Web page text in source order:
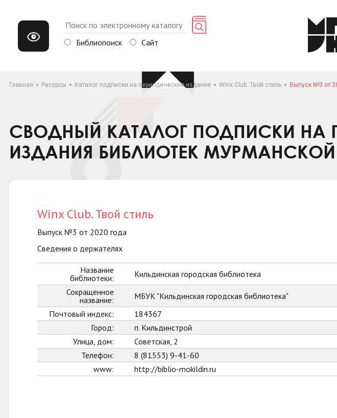
Библиопоиск Сайт
Главная Ресурсы Каталог подписки на периодические издания Winx Club. Твой стиль Выпуск №3 от
СВОДНЫЙ КАТАЛОГ ПОДПИСКИ НА
ИЗДАНИЯ БИБЛИОТЕК
Winx Club. Твой стиль
Выпуск №3 от 2020 года
Сведения о держателях
Название
библиотеки:
Кильдинская городская библиотека
Сокращенное
название:
МБУК "Кильдинская городская библиотека"
Почтовый индекс:
184367
Город:
п. Кильдинстрой
Улица, дом:
Советская, 2
Телефон:
8 (81553) 9-41-60
www:
http://biblio-mokildin.ru